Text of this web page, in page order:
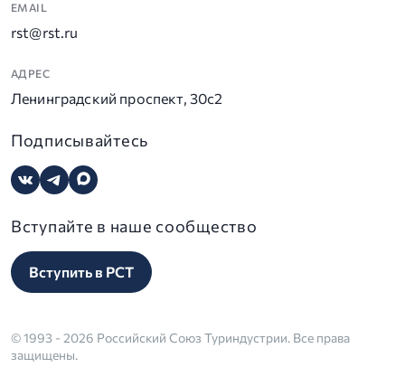
EMAIL
rst@rst.ru
АДРЕС
Ленинградский проспект, 30с2
Подписывайтесь
Вступайте в наше сообщество
Вступить в РСТ
© 1993 - 2026 Российский Союз Туриндустрии. Все права
защищены.